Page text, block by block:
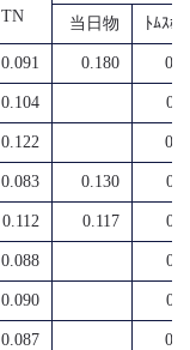
TN
当日物 ﾄﾑｽﾎ
0.091 0.180
0.104
0.122
0.083 0.130
0.112 0.117
0.088
0.090
0.087